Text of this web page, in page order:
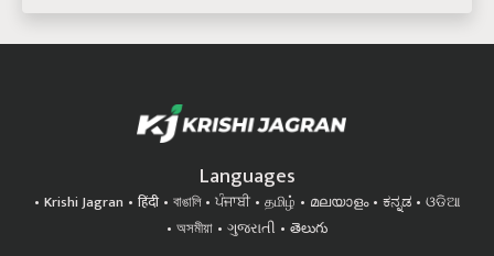
Languages
Krishi Jagran हिंदी বাঙালি ਪੰਜਾਬੀ தமிழ் മലയാളം ಕನ್ನಡ
ଓଡିଆ
অসমীয়া
ગુજરાતી తెలుగు